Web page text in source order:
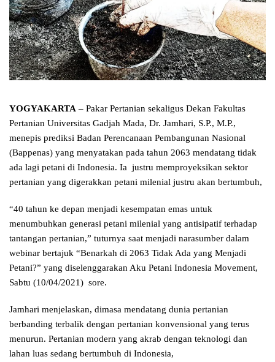
YOGYAKARTA – Pakar Pertanian sekaligus Dekan Fakultas
Pertanian Universitas Gadjah Mada, Dr. Jamhari, S.P., M.P.,
menepis prediksi Badan Perencanaan Pembangunan Nasional
(Bappenas) yang menyatakan pada tahun 2063 mendatang tidak
ada lagi petani di Indonesia. Ia justru memproyeksikan sektor
pertanian yang digerakkan petani milenial justru akan bertumbuh,
“40 tahun ke depan menjadi kesempatan emas untuk
menumbuhkan generasi petani milenial yang antisipatif terhadap
tantangan pertanian,” tuturnya saat menjadi narasumber dalam
webinar bertajuk “Benarkah di 2063 Tidak Ada yang Menjadi
Petani?” yang diselenggarakan Aku Petani Indonesia Movement,
Sabtu (10/04/2021) sore.
Jamhari menjelaskan, dimasa mendatang dunia pertanian
berbanding terbalik dengan pertanian konvensional yang terus
menurun. Pertanian modern yang akrab dengan teknologi dan
lahan luas sedang bertumbuh di Indonesia,